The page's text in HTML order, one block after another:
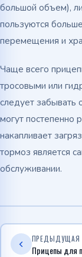
большой объем),
пользуются
перемещения и
Чаще всего
тросовыми или
следует забывать
могут постепенно
накапливает
тормоз является
обслуживании.
ПРЕДЫДУЩАЯ
Прицепы для